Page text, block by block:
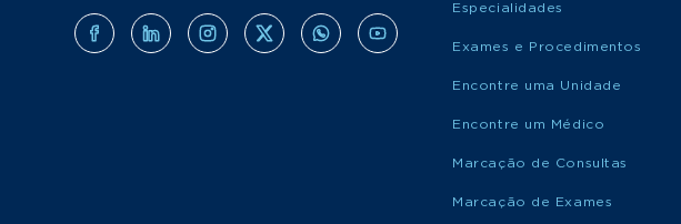
Especialidades
Exames e Procedimentos
Encontre uma Unidade
Encontre um Médico
Marcação de Consultas
Marcação de Exames